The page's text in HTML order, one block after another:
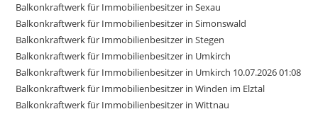
Balkonkraftwerk für Immobilienbesitzer in Sexau
Balkonkraftwerk für Immobilienbesitzer in Simonswald
Balkonkraftwerk für Immobilienbesitzer in Stegen
Balkonkraftwerk für Immobilienbesitzer in Umkirch
Balkonkraftwerk für Immobilienbesitzer in Umkirch 10.07.2026 01:08
Balkonkraftwerk für Immobilienbesitzer in Winden im Elztal
Balkonkraftwerk für Immobilienbesitzer in Wittnau